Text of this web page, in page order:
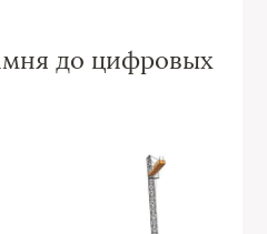
до цифровых